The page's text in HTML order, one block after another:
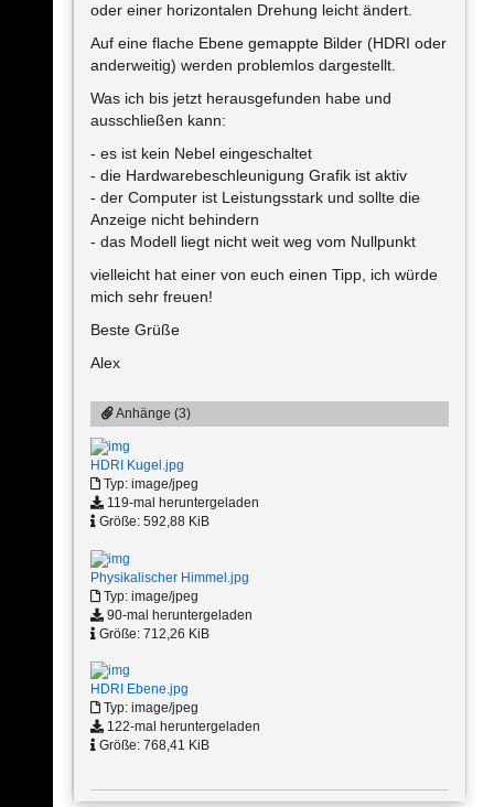
oder einer horizontalen Drehung leicht ändert.
Auf eine flache Ebene gemappte Bilder (HDRI oder
anderweitig) werden problemlos dargestellt.
Was ich bis jetzt herausgefunden habe und
ausschließen kann:
- es ist kein Nebel eingeschaltet
- die Hardwarebeschleunigung Grafik ist aktiv
- der Computer ist Leistungsstark und sollte die
Anzeige nicht behindern
- das Modell liegt nicht weit weg vom Nullpunkt
vielleicht hat einer von euch einen Tipp, ich würde
mich sehr freuen!
Beste Grüße
Alex
Anhänge (3)
HDRI Kugel.jpg
Typ: image/jpeg
119-mal heruntergeladen
Größe: 592,88 KiB
Physikalischer Himmel.jpg
Typ: image/jpeg
90-mal heruntergeladen
Größe: 712,26 KiB
HDRI Ebene.jpg
Typ: image/jpeg
122-mal heruntergeladen
Größe: 768,41 KiB